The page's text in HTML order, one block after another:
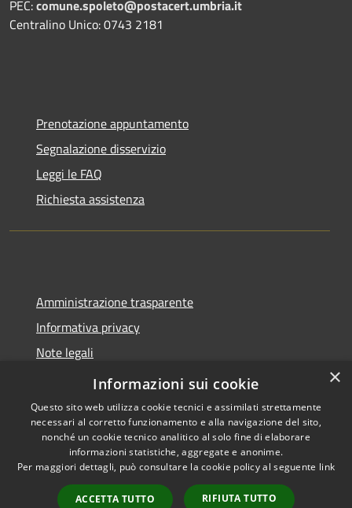
PEC:comune.spoleto@postacert.umbria.it
Centralino Unico: 0743 2181
Prenotazione appuntamento
Segnalazione disservizio
Leggi le FAQ
Richiesta assistenza
Amministrazione trasparente
Informativa privacy
Note legali
Dichiarazione di accessibilità
Accessibilità
Copyright © 2026 • Comune di
Spoleto • Powered by
Municipium•
Accesso
×
Informazioni sui cookie
Questo sito web utilizza cookie tecnici e assimilati strettamente
necessari al corretto funzionamento e alla navigazione del sito,
nonché un cookie tecnico analitico al solo fine di elaborare
informazioni statistiche, aggregate e anonime.
Per maggiori dettagli, può consultare la cookie policy al seguente link
ACCETTA TUTTO RIFIUTA TUTTO